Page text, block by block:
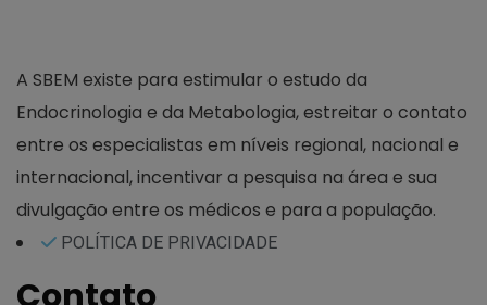
A SBEM existe para estimular o estudo da
Endocrinologia e da Metabologia, estreitar o contato
entre os especialistas em níveis regional, nacional e
internacional, incentivar a pesquisa na área e sua
divulgação entre os médicos e para a população.
POLÍTICA DE PRIVACIDADE